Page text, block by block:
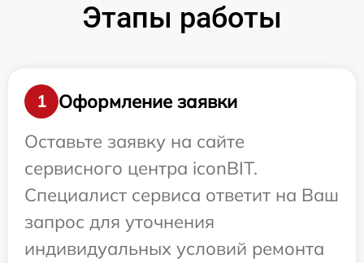
Этапы работы
1
Оформление заявки
Оставьте заявку на сайте
сервисного центра iconBIT.
Специалист сервиса ответит на Ваш
запрос для уточнения
индивидуальных условий ремонта